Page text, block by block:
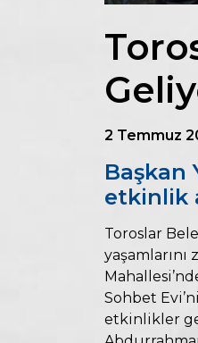
2 Temmuz
Başkan
etkinlik
Toroslar
Sohbet
etkinlikler